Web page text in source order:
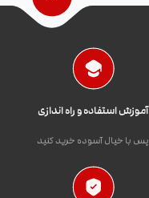
آموزش استفاده و راه اندازی
پس با خیال آسوده خرید کنید